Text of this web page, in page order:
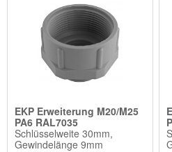
EKP Erweiterung M20/M25
PA6 RAL7035
Schlüsselweite 30mm,
Gewindelänge 9mm